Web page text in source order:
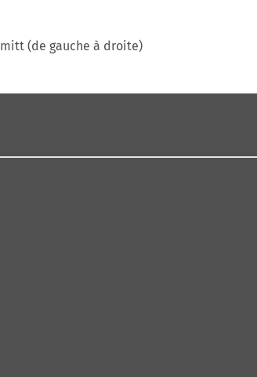
(de gauche à droite)